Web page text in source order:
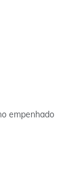
empenhado